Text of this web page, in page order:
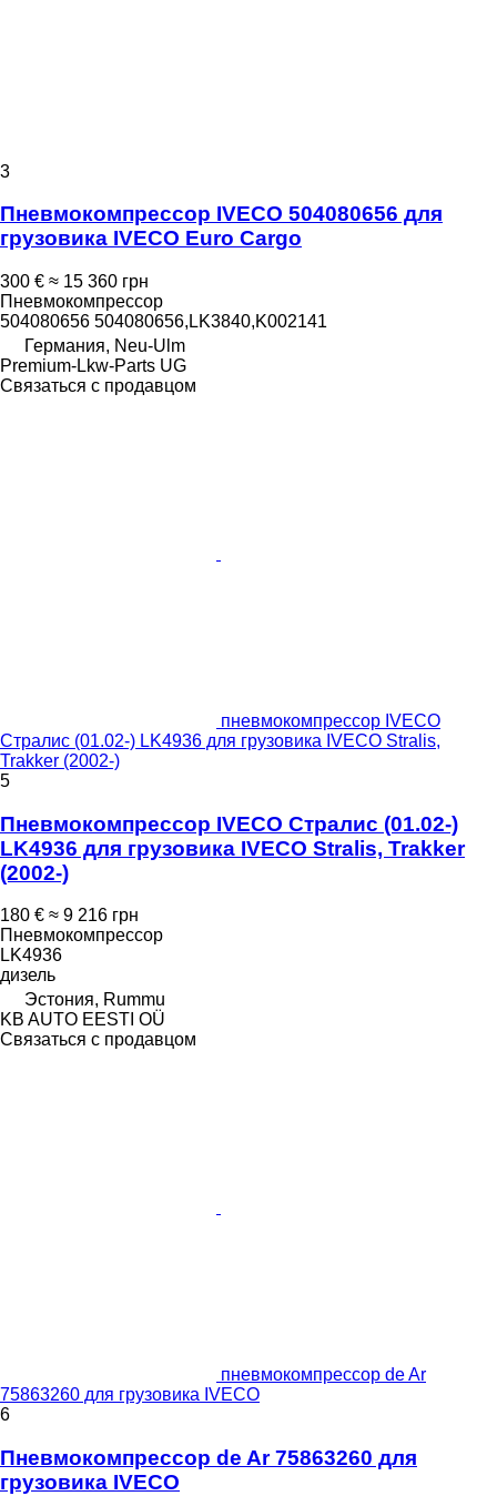
3
Пневмокомпрессор IVECO 504080656 для
грузовика IVECO Euro Cargo
300 € ≈ 15 360 грн
Пневмокомпрессор
504080656 504080656,LK3840,K002141
Германия, Neu-Ulm
Premium-Lkw-Parts UG
Связаться с продавцом
пневмокомпрессор IVECO
Стралис (01.02-) LK4936 для грузовика IVECO Stralis,
Trakker (2002-)
5
Пневмокомпрессор IVECO Стралис (01.02-)
LK4936 для грузовика IVECO Stralis, Trakker
(2002-)
180 € ≈ 9 216 грн
Пневмокомпрессор
LK4936
дизель
Эстония, Rummu
KB AUTO EESTI OÜ
Связаться с продавцом
пневмокомпрессор de Ar
75863260 для грузовика IVECO
6
Пневмокомпрессор de Ar 75863260 для
грузовика IVECO